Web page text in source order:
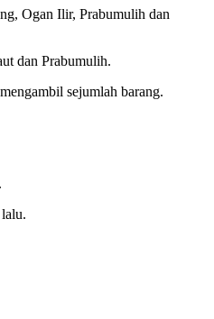
Ogan Ilir, Prabumulih dan
dan Prabumulih.
sejumlah barang.